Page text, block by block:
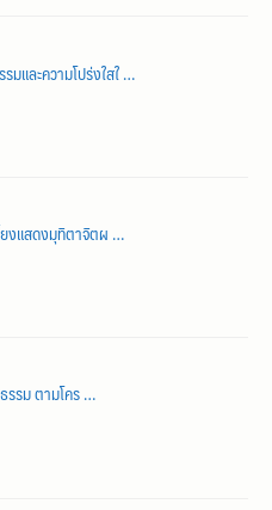
มและความโปร่งใสใ …
ยงแสดงมุทิตาจิตผ …
รรม ตามโคร …